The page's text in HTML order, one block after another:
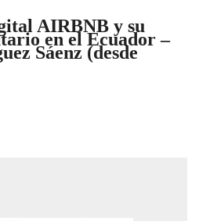
AIRBNB y su
en el Ecuador –
Sáenz (desde